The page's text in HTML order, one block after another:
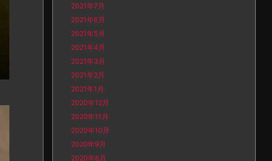
2021年7月
2021年6月
2021年5月
2021年4月
2021年3月
2021年2月
2021年1月
2020年12月
2020年11月
2020年10月
2020年9月
2020年8月